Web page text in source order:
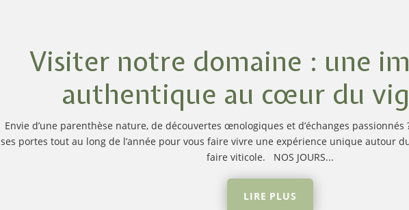
Visiter notre domaine : une
authentique au cœur du
Envie d’une parenthèse nature, de découvertes œnologiques et d’échanges
ses portes tout au long de l’année pour vous faire vivre une expérience unique autour
faire viticole. NOS JOURS...
LIRE PLUS